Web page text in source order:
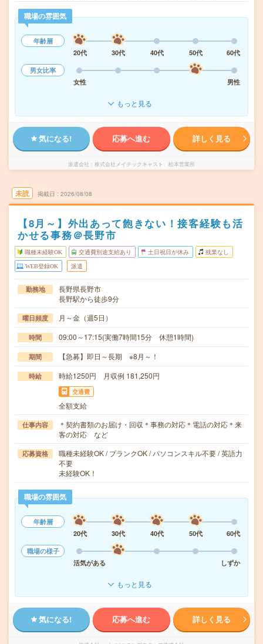
職場の雰囲気
年齢層
20代
30代 40代 50代
60代
男女比率
女性
男性
もっと見る
気になる! 応募へ進む 詳しく見る
派遣会社 株式会社メイテックキャスト 松本営業所
未読 掲載日 2026/08/08
【8月～】外出あって飽きない！接客経験も活
かせる事務＠長野市
職種未経験OK 交通費別途支給あり 土日祝日が休み 残業なし
WEB登録OK 派遣
勤務地
長野県長野市
長野駅から徒歩9分
曜日頻度 月～金（週5日）
時間 09:00～17:15(実働7時間15分 休憩1時間)
期間 【急募】即日～長期 ※8月～！
時給 時給1250円 月収例 181,250円
交通費
全額支給
仕事内容
＊契約書類のお届け・回収＊事務の対応＊電話の対応＊来
客の対応 など
応募資格
職種未経験OK / ブランクOK / パソコンスキル不要 / 英語力
不要
未経験OK！
職場の雰囲気
年齢層
20代
30代 40代 50代
60代
職場の様子
活気がある
しずか
もっと見る
気になる! 応募へ進む 詳しく見る